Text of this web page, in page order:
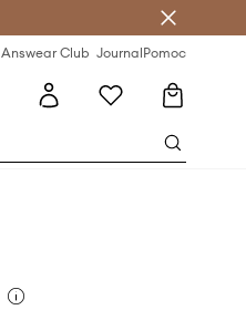
Answear Club JournalPomoc